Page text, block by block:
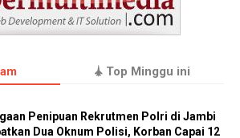
Top Minggu ini
Penipuan Rekrutmen Polri di Jambi
Dua Oknum Polisi, Korban Capai 12